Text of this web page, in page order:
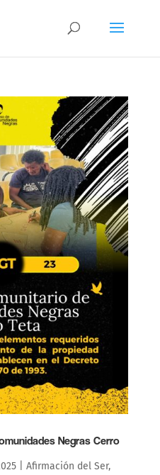
Negras Cerro
| Afirmación del Ser,